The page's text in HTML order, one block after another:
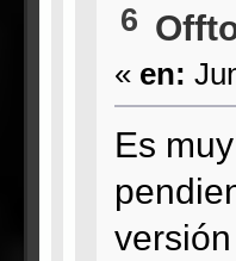
6
« en:
Es